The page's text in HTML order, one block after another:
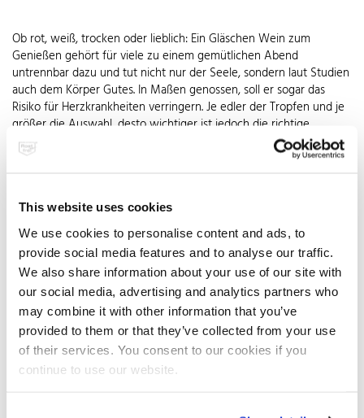
This website uses cookies
We use cookies to personalise content and ads, to
provide social media features and to analyse our traffic.
We also share information about your use of our site with
our social media, advertising and analytics partners who
may combine it with other information that you’ve
provided to them or that they’ve collected from your use
of their services. You consent to our cookies if you
continue to use our website.
Ob rot, weiß, trocken oder lieblich: Ein Gläschen Wein zum
Genießen gehört für viele zu einem gemütlichen Abend
untrennbar dazu und tut nicht nur der Seele, sondern laut Studien
auch dem Körper Gutes. In Maßen genossen, soll er sogar das
Risiko für Herzkrankheiten verringern. Je edler der Tropfen und je
größer die Auswahl, desto wichtiger ist jedoch die richtige
Lagerung. Der heimische Kühlschrank oder Keller werden den
Anforderungen der sensiblen Rebensäfte auf Dauer nicht gerecht.
unterschiedlichen Temperaturzonen lässt er sich präzise auf die
perfekte Temperatur für Weiß- und Rotweine einstellen. Eine
große Auswahl bietet für jeden Bedarf und jedes Portemonnaie
das richtige Modell. So ist für jede noch so ausgefallene
Weinsammlung die sichere Lagerung gewährleistet. Beim Kauf
sollte man auf einstellbare Luftfeuchtigkeit und Schutz der Weine
vor UV-Strahlung achten. Viele Weinkühlschränke haben eine
Glastür. Sie sollte aus hochwertigem Glas bestehen, das UV-
Strahlen filtert. Weinkühlschränke ermöglichen zudem eine
liegende Position der Flaschen, sodass auch bei längerer Lagerung
der Korken nicht austrocknet. Empfehlenswert sind überdies ein